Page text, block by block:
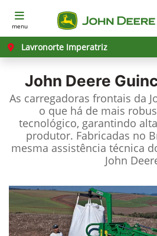
menu
Lavronorte Imperatriz
John Deere
As carregadoras frontais da
o que há de mais
tecnológico, garantindo
produtor. Fabricadas no
mesma assistência técnica
John